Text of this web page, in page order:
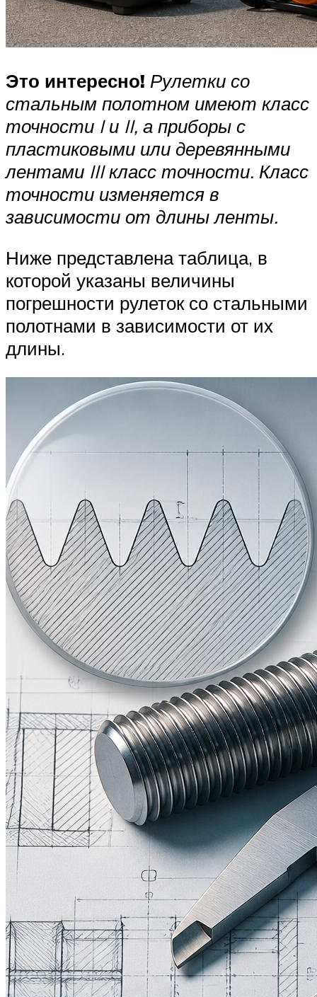
Это интересно! Рулетки со
стальным полотном имеют класс
точности I и II, а приборы с
пластиковыми или деревянными
лентами III класс точности. Класс
точности изменяется в
зависимости от длины ленты.
Ниже представлена таблица, в
которой указаны величины
погрешности рулеток со стальными
полотнами в зависимости от их
длины.